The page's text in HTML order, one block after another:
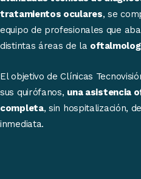
tratamientos oculares, se
equipo de profesionales que
distintas áreas de la
El objetivo de Clínicas
sus quirófanos, una asistencia
completa, sin hospitalización,
inmediata.